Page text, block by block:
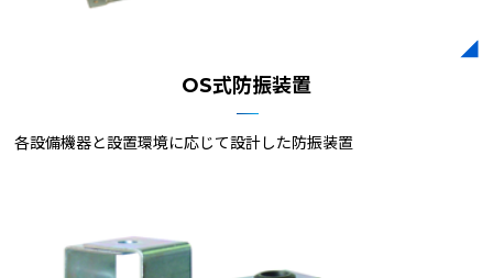
OS式防振装置
各設備機器と設置環境に応じて設計した防振装置